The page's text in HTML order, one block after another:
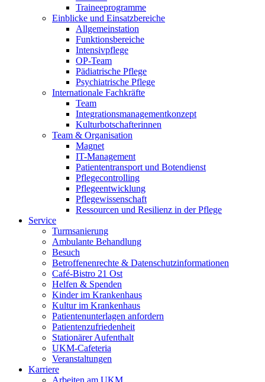
Traineeprogramme
Einblicke und Einsatzbereiche
Allgemeinstation
Funktionsbereiche
Intensivpflege
OP-Team
Pädiatrische Pflege
Psychiatrische Pflege
Internationale Fachkräfte
Team
Integrationsmanagementkonzept
Kulturbotschafterinnen
Team & Organisation
Magnet
IT-Management
Patiententransport und Botendienst
Pflegecontrolling
Pflegeentwicklung
Pflegewissenschaft
Ressourcen und Resilienz in der Pflege
Service
Turmsanierung
Ambulante Behandlung
Besuch
Betroffenenrechte & Datenschutzinformationen
Café-Bistro 21 Ost
Helfen & Spenden
Kinder im Krankenhaus
Kultur im Krankenhaus
Patientenunterlagen anfordern
Patientenzufriedenheit
Stationärer Aufenthalt
UKM-Cafeteria
Veranstaltungen
Karriere